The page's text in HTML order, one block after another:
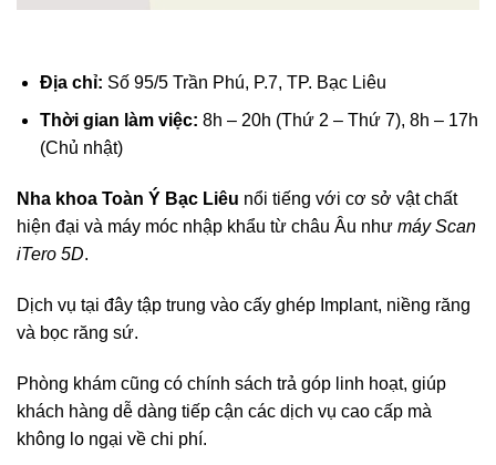
Địa chỉ: Số 95/5 Trần Phú, P.7, TP. Bạc Liêu
Thời gian làm việc: 8h – 20h (Thứ 2 – Thứ 7), 8h – 17h
(Chủ nhật)
Nha khoa Toàn Ý Bạc Liêu nổi tiếng với cơ sở vật chất
hiện đại và máy móc nhập khẩu từ châu Âu như máy Scan
iTero 5D.
Dịch vụ tại đây tập trung vào cấy ghép Implant, niềng răng
và bọc răng sứ.
Phòng khám cũng có chính sách trả góp linh hoạt, giúp
khách hàng dễ dàng tiếp cận các dịch vụ cao cấp mà
không lo ngại về chi phí.